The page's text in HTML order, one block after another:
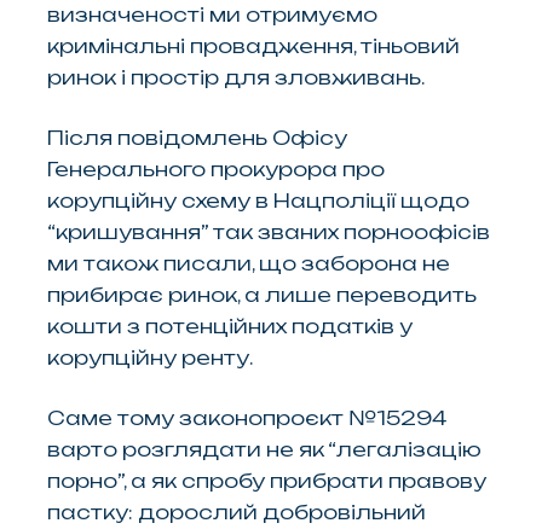
визначеності ми отримуємо
кримінальні провадження, тіньовий
ринок і простір для зловживань.
Після повідомлень Офісу
Генерального прокурора про
корупційну схему в Нацполіції щодо
“кришування” так званих порноофісів
ми також писали, що заборона не
прибирає ринок, а лише переводить
кошти з потенційних податків у
корупційну ренту.
Саме тому законопроєкт №15294
варто розглядати не як “легалізацію
порно”, а як спробу прибрати правову
пастку: дорослий добровільний